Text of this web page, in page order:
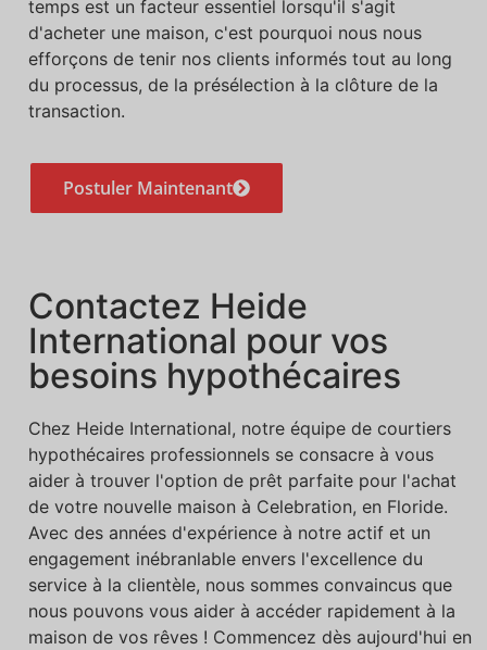
temps est un facteur essentiel lorsqu'il s'agit
d'acheter une maison, c'est pourquoi nous nous
efforçons de tenir nos clients informés tout au long
du processus, de la présélection à la clôture de la
transaction.
Postuler Maintenant
Contactez Heide
International pour vos
besoins hypothécaires
Chez Heide International, notre équipe de courtiers
hypothécaires professionnels se consacre à vous
aider à trouver l'option de prêt parfaite pour l'achat
de votre nouvelle maison à Celebration, en Floride.
Avec des années d'expérience à notre actif et un
engagement inébranlable envers l'excellence du
service à la clientèle, nous sommes convaincus que
nous pouvons vous aider à accéder rapidement à la
maison de vos rêves ! Commencez dès aujourd'hui en